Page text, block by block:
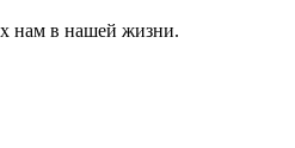
нам в нашей жизни.